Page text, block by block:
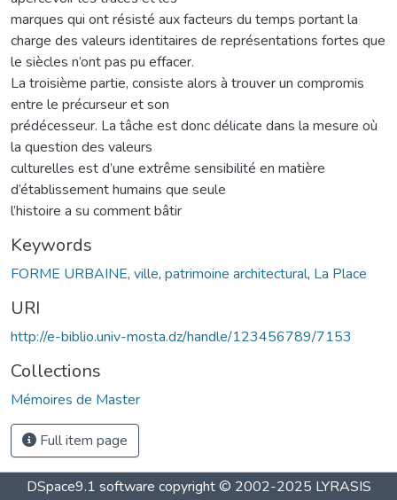
marques qui ont résisté aux facteurs du temps portant la
charge des valeurs identitaires de représentations fortes que
le siècles n’ont pas pu effacer.
La troisième partie, consiste alors à trouver un compromis
entre le précurseur et son
prédécesseur. La tâche est donc délicate dans la mesure où
la question des valeurs
culturelles est d’une extrême sensibilité en matière
d’établissement humains que seule
l’histoire a su comment bâtir
Keywords
FORME URBAINE, ville, patrimoine architectural, La Place
URI
http://e-biblio.univ-mosta.dz/handle/123456789/7153
Collections
Mémoires de Master
Full item page
DSpace9.1 software copyright © 2002-2025 LYRASIS